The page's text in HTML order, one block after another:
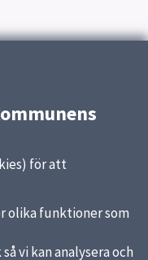
för att
olika funktioner som
vi kan analysera och